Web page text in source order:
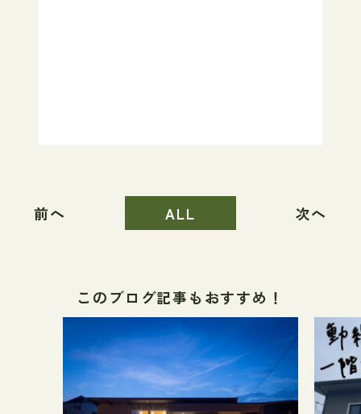
前へ ALL 次へ
このブログ記事もおすすめ！